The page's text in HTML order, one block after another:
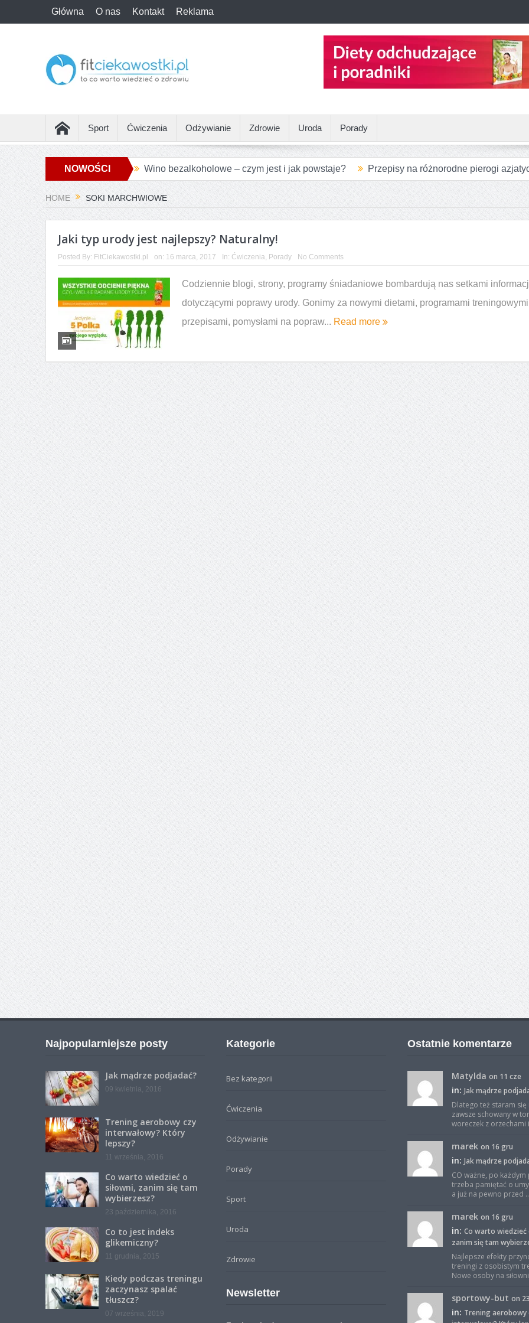
Główna O nas Kontakt Reklama
Sport Ćwiczenia Odżywianie Zdrowie Uroda Porady
NOWOŚCI Wino bezalkoholowe – czym jest i jak powstaje? Przepisy na różnorodne pierogi
Jakie są największe różnice między konopiami a marihuaną? Opakowania
Jak przygotować się do pierwszego treningu personalnego?
Żurawina słodzona sokiem jabłkowym – zdrowy dodatek, który sprawdzi się w wielu
Alternatywy dla białego pieczywa – jak je zastąpić w diecie?
WPA i WPC — poznaj różnice i podobieństwa Czarny rum – jakie cechy go wyróżniają?
HOME SOKI MARCHWIOWE
Jaki typ urody jest najlepszy? Naturalny!
Posted By: FitCiekawostki.pl on: 16 marca, 2017 In: Ćwiczenia Porady No Comments
Codziennie blogi, strony, programy śniadaniowe bombardują nas setkami
dotyczącymi poprawy urody. Gonimy za nowymi dietami, programami
przepisami, pomysłami na popraw... Read more
Najpopularniejsze posty
Jak mądrze podjadać?
09 kwietnia, 2016
Trening aerobowy czy
interwałowy? Który
lepszy?
11 września, 2016
Co warto wiedzieć o
siłowni, zanim się tam
wybierzesz?
23 października, 2016
Co to jest indeks
glikemiczny?
11 grudnia, 2015
Kiedy podczas treningu
zaczynasz spalać
tłuszcz?
07 września, 2019
Kategorie
Bez kategorii
Ćwiczenia
Odżywianie
Porady
Sport
Uroda
Zdrowie
Newsletter
Ostatnie komentarze
Matylda on 11 cze
in: Jak mądrze
Dlatego też staram się
zawsze schowany w
woreczek z orzechami
marek on 16 gru
in: Jak mądrze
CO ważne, po każdym
trzeba pamiętać o
a już na pewno przed
marek on 16 gru
in: Co warto wiedzieć
zanim się tam
Najlepsze efekty
treningi z osobistym
Nowe osoby na
sportowy-but on
in: Trening aerobowy